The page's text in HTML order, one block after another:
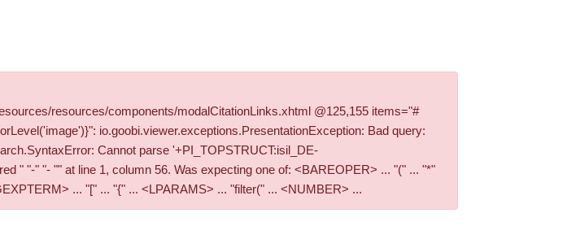
resources/components/modalCitationLinks.xhtml @125,155 items="#
io.goobi.viewer.exceptions.PresentationException: Bad query:
Cannot parse '+PI_TOPSTRUCT:isil_DE-
" "-" "- "" at line 1, column 56. Was expecting one of: <BAREOPER> ... "(" ... "*"
... "[" ... "{" ... <LPARAMS> ... "filter(" ... <NUMBER> ...